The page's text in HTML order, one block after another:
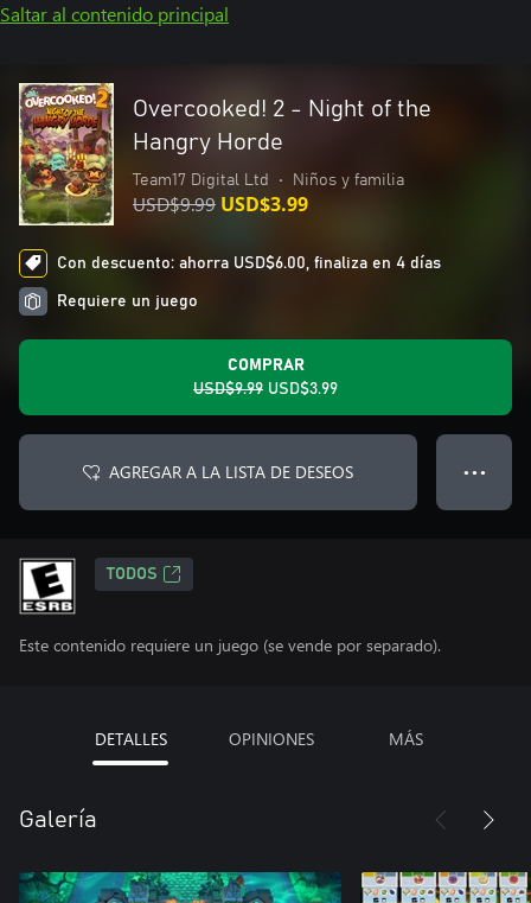
Saltar al contenido principal
Overcooked! 2 - Night of the
Hangry Horde
Team17 Digital Ltd • Niños y familia
USD$9.99 USD$3.99
Con descuento: ahorra USD$6.00, finaliza en 4 días
Requiere un juego
COMPRAR
USD$9.99 USD$3.99
AGREGAR A LA LISTA DE DESEOS ● ● ●
TODOS
Este contenido requiere un juego (se vende por separado).
DETALLES OPINIONES MÁS
Galería